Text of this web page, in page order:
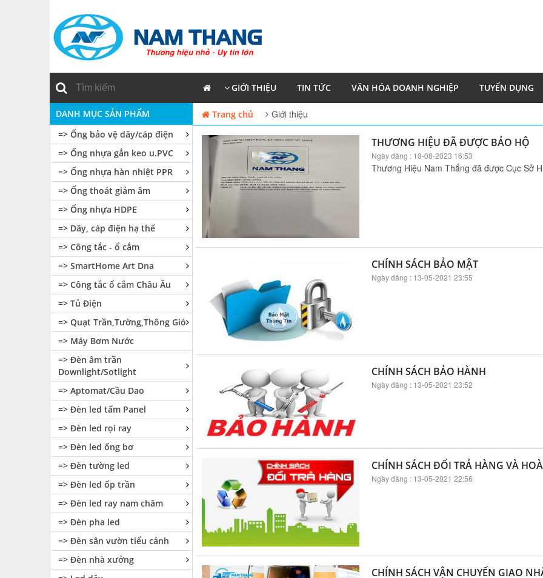
GIỚI THIỆU TIN TỨC VĂN HÓA DOANH NGHIỆP TUYỂN DỤNG
DANH MỤC SẢN PHẨM
=> Ống bảo vệ dây/cáp điện
=> Ống nhựa gắn keo u.PVC
=> Ống nhựa hàn nhiệt PPR
=> Ống thoát giảm âm
=> Ống nhựa HDPE
=> Dây, cáp điện hạ thế
=> Công tắc - ổ cắm
=> SmartHome Art Dna
=> Công tắc ổ cắm Châu Âu
=> Tủ Điện
=> Quạt Trần,Tường,Thông Gió
=> Máy Bơm Nước
=> Đèn âm trần
Downlight/Sotlight
=> Aptomat/Cầu Dao
=> Đèn led tấm Panel
=> Đèn led rọi ray
=> Đèn led ống bơ
=> Đèn tường led
=> Đèn led ốp trần
=> Đèn led ray nam châm
=> Đèn pha led
=> Đèn sân vườn tiểu cảnh
=> Đèn nhà xưởng
Trang chủ Giới thiệu
THƯƠNG HIỆU ĐÃ ĐƯỢC BẢO HỘ
Ngày đăng : 18-08-2023 16:53
Thương Hiệu Nam Thắng đã được Cục Sở
CHÍNH SÁCH BẢO MẬT
Ngày đăng : 13-05-2021 23:55
CHÍNH SÁCH BẢO HÀNH
Ngày đăng : 13-05-2021 23:52
CHÍNH SÁCH ĐỔI TRẢ HÀNG VÀ
Ngày đăng : 13-05-2021 22:56
CHÍNH SÁCH VẬN CHUYỂN GIAO